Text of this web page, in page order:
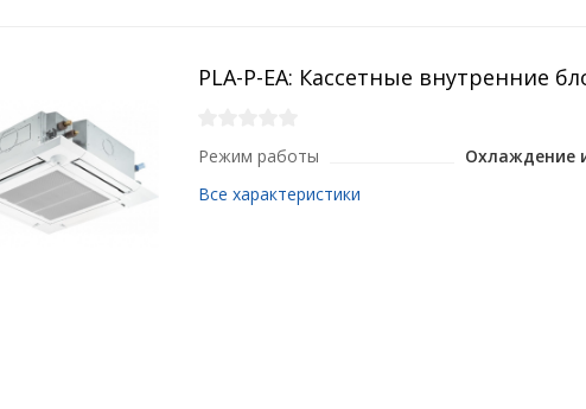
PLA-P-EA: Кассетные внутренние
Режим работы
Охлаждение
Все характеристики